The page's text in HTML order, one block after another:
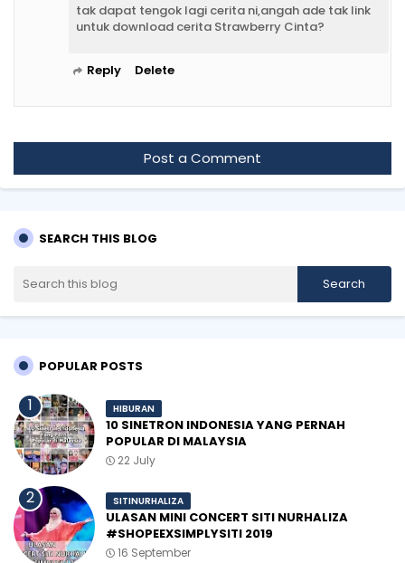
tak dapat tengok lagi cerita ni,angah ade tak link
untuk download cerita Strawberry Cinta?
Reply Delete
Post a Comment
SEARCH THIS BLOG
POPULAR POSTS
HIBURAN
10 SINETRON INDONESIA YANG PERNAH
POPULAR DI MALAYSIA
22 July
SITINURHALIZA
ULASAN MINI CONCERT SITI NURHALIZA
#SHOPEEXSIMPLYSITI 2019
16 September